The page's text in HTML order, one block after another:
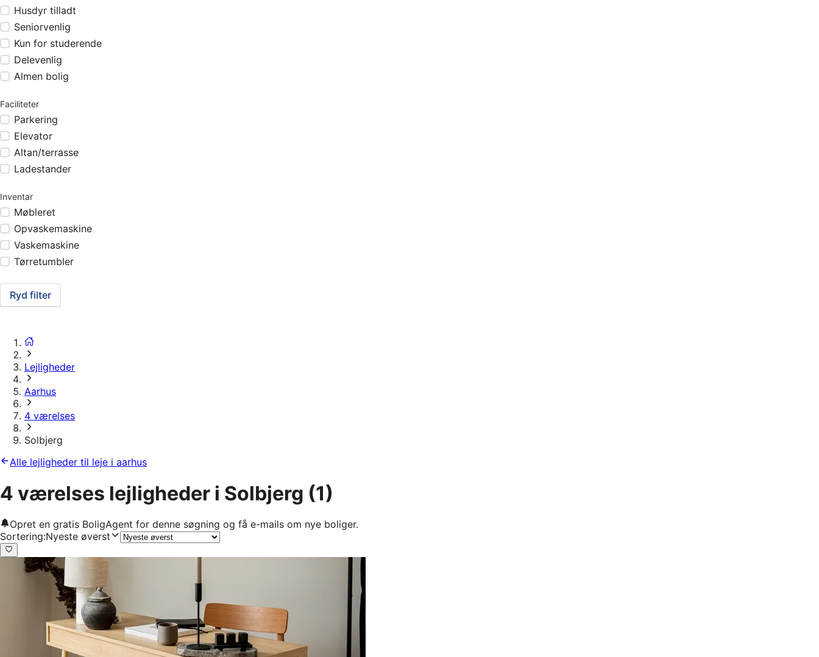
Husdyr tilladt
Seniorvenlig
Kun for studerende
Delevenlig
Almen bolig
Faciliteter
Parkering
Elevator
Altan/terrasse
Ladestander
Inventar
Møbleret
Opvaskemaskine
Vaskemaskine
Tørretumbler
Ryd filter
Lejligheder
Aarhus
4 værelses
Solbjerg
Alle lejligheder til leje i aarhus
4 værelses lejligheder i Solbjerg (1)
Opret en gratis BoligAgent for denne søgning og få e-mails om nye boliger.
Sortering:Nyeste øverst